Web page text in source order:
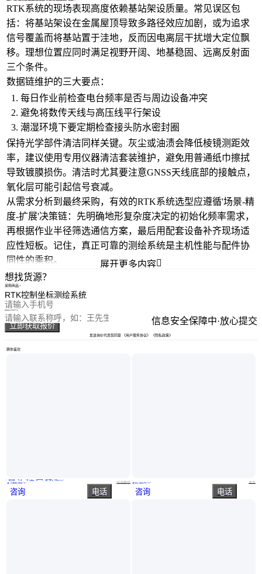
RTK系统的现场表现高度依赖基站架设质量。常见误区包
括：将基站架设在金属屋顶导致多路径效应加剧，或为追求
信号覆盖而将基站置于洼地，反而因电离层干扰增大定位飘
移。理想位置应同时满足视野开阔、地基稳固、远离反射面
三个条件。
数据链维护的三大要点：
每日作业前检查电台频率是否与周边设备冲突
避免将数传天线与高压线平行架设
潮湿环境下要定期检查接头防水密封圈
保持光学部件清洁同样关键。灰尘或油渍会降低棱镜测距效
率，建议使用专用仪器清洁套装维护，避免用普通纸巾擦拭
导致镀膜损伤。清洁时尤其要注意GNSS天线底部的接触点，
氧化层可能引起信号衰减。
从需求分析到最终采购，有效的RTK系统选型应遵循'场景-精
度-扩展'决策链：先明确地形复杂度决定的初始化频率需求，
再根据作业半径筛选通信方案，最后用配套设备补齐现场适
应性短板。记住，真正可靠的测绘系统是主机性能与配件协
同性的乘积。
展开更多内容
想找货源？
采购商品
您的电话
您的称呼
立即获取报价 信息安全保障中·放心提交
发送询价代表您同意 《用户服务协议》 《隐私政策》
猜你喜欢
远距离搜救视频系统7音频视频搜救救援系统无人巡逻艇传输系统
真实性已核验
￥ 7000.00/个 河北廊坊
咨询 电话
￥95 .00万/个 北京
咨询 电话